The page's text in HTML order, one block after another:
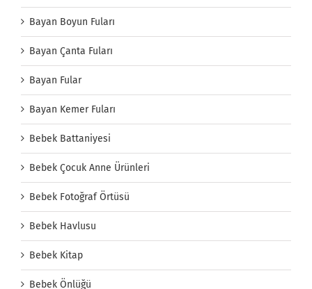
Bayan Boyun Fuları
Bayan Çanta Fuları
Bayan Fular
Bayan Kemer Fuları
Bebek Battaniyesi
Bebek Çocuk Anne Ürünleri
Bebek Fotoğraf Örtüsü
Bebek Havlusu
Bebek Kitap
Bebek Önlüğü